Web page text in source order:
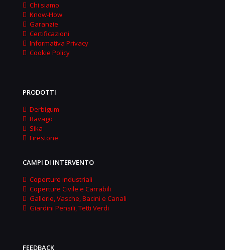
Chi siamo
Know-How
Garanzie
Certificazioni
Informativa Privacy
Cookie Policy
PRODOTTI
Derbigum
Ravago
Sika
Firestone
CAMPI DI INTERVENTO
Coperture industriali
Coperture Civile e Carrabili
Gallerie, Vasche, Bacini e Canali
Giardini Pensili, Tetti Verdi
FEEDBACK